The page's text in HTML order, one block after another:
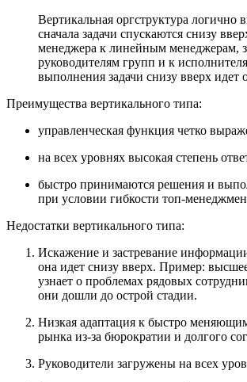
Вертикальная оргструктура логично
сначала задачи спускаются снизу
менеджера к линейным менеджерам,
руководителям групп и к
выполнения задачи снизу вверх идет
Преимущества вертикального типа:
управленческая функция четко
на всех уровнях высокая степень
быстро принимаются решения и
при условии гибкости топ-
Недостатки вертикального типа:
Искажение и застревание
она идет снизу вверх. Пример:
узнает о проблемах рядовых
они дошли до острой стадии.
Низкая адаптация к быстро
рынка из-за бюрократии и долгого
Руководители загружены на всех